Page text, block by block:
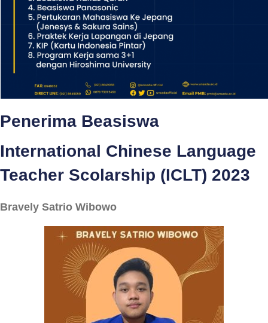
Penerima Beasiswa
International Chinese Language
Teacher Scolarship (ICLT) 2023
Bravely Satrio Wibowo